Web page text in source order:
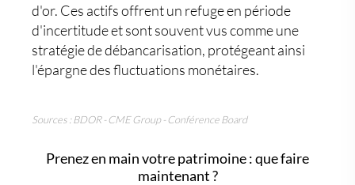
d'or. Ces actifs offrent un refuge en période
d'incertitude et sont souvent vus comme une
stratégie de débancarisation, protégeant ainsi
l'épargne des fluctuations monétaires.
Sources : BDOR - CME Group - Conférence Board
Prenez en main votre patrimoine : que faire
maintenant ?